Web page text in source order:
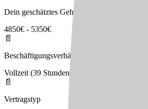
Dein geschätztes Gehalt
4850€ - 5350€
📄
Beschäftigungsverhältnis
Vollzeit (39 Stunden)
📄
Vertragstyp